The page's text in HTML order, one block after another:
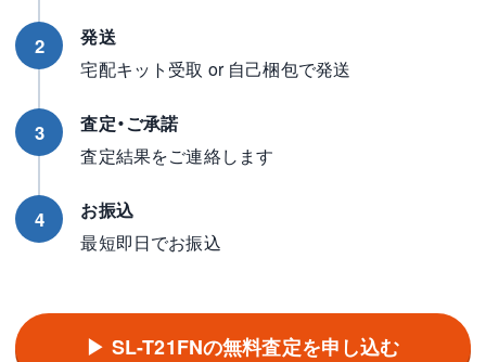
2
発送
宅配キット受取 or 自己梱包で発送
3
査定・ご承諾
査定結果をご連絡します
4
お振込
最短即日でお振込
▶ SL-T21FNの無料査定を申し込む